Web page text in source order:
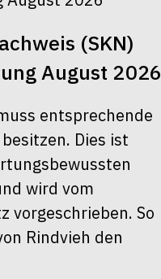
(SKN)
August 2026
entsprechende
Dies ist
wird vom
vorgeschrieben. So
Rindvieh den